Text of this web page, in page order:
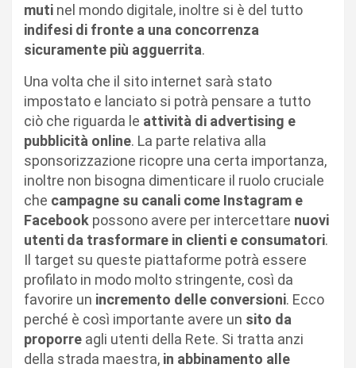
muti nel mondo digitale, inoltre si è del tutto
indifesi di fronte a una concorrenza
sicuramente più agguerrita.
Una volta che il sito internet sarà stato
impostato e lanciato si potrà pensare a tutto
ciò che riguarda le attività di advertising e
pubblicità online. La parte relativa alla
sponsorizzazione ricopre una certa importanza,
inoltre non bisogna dimenticare il ruolo cruciale
che campagne su canali come Instagram e
Facebook possono avere per intercettare nuovi
utenti da trasformare in clienti e consumatori.
Il target su queste piattaforme potrà essere
profilato in modo molto stringente, così da
favorire un incremento delle conversioni. Ecco
perché è così importante avere un sito da
proporre agli utenti della Rete. Si tratta anzi
della strada maestra, in abbinamento alle